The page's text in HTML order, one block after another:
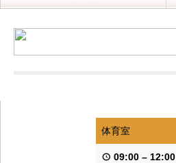
体育室
09:00 – 12:00